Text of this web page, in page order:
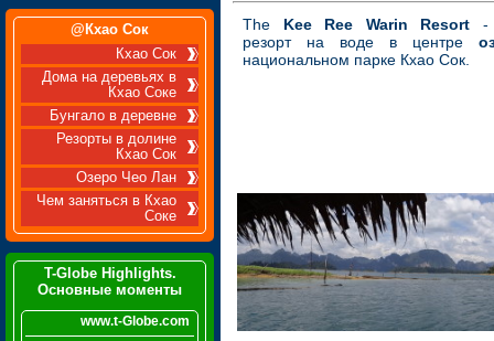
@Кхао Сок
Кхао Сок
Дома на деревьях в
Кхао Соке
Бунгало в деревне
Резорты в долине
Кхао Сок
Озеро Чео Лан
Чем заняться в Кхао
Соке
T-Globe Highlights.
Основные моменты
www.t-Globe.com
The Kee Ree Warin Resort -
резорт на воде в центре
национальном парке Кхао Сок.